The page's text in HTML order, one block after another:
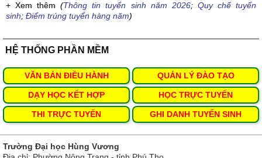
+ Xem thêm(Thông tin tuyển sinh năm 2026; Quy chế tuyển
sinh; Điểm trúng tuyển hàng năm)
HỆ THỐNG PHẦN MỀM
VĂN BẢN ĐIỀU HÀNH QUẢN LÝ ĐÀO TẠO
DẠY HỌC KẾT HỢP HỌC TRỰC TUYẾN
THI TRỰC TUYẾN GHI DANH TUYỂN SINH
Trường Đại học Hùng Vương